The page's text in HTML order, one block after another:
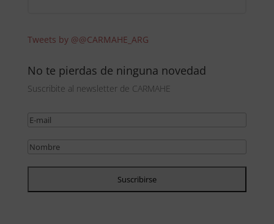
Tweets by @@CARMAHE_ARG
No te pierdas de ninguna novedad
Suscribite al newsletter de CARMAHE